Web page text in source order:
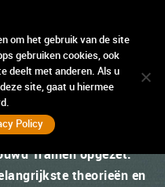
Trainen
Trainen opgezet.
theorieën en
zorgen dat we u de beste
om het gebruik van de site
gebruiken cookies, ook
deelt met anderen. Als u
site, gaat u hiermee
Policy